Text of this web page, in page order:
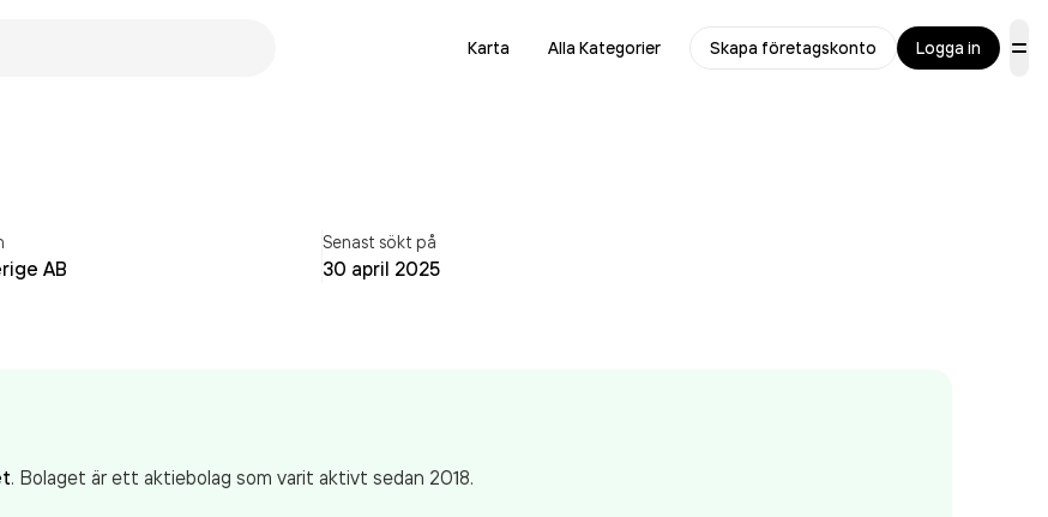
Karta Alla Kategorier Skapa företagskonto Logga in
AB
Senast sökt på
30 april 2025
. Bolaget är ett aktiebolag som varit aktivt sedan 2018.